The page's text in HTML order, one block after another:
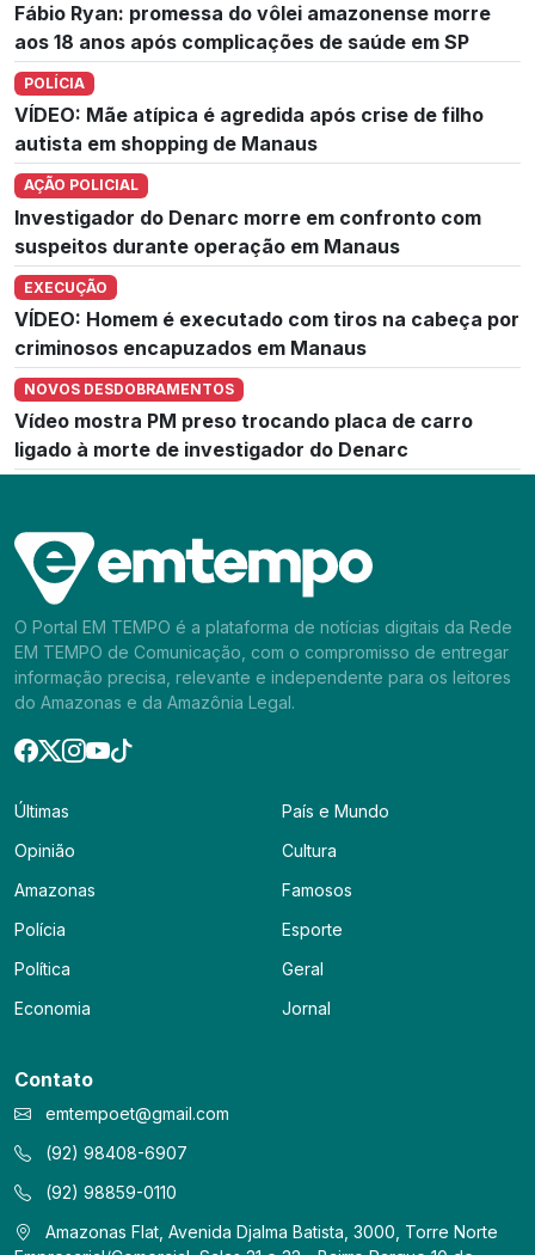
Fábio Ryan: promessa do vôlei amazonense morre
aos 18 anos após complicações de saúde em SP
POLÍCIA
VÍDEO: Mãe atípica é agredida após crise de filho
autista em shopping de Manaus
AÇÃO POLICIAL
Investigador do Denarc morre em confronto com
suspeitos durante operação em Manaus
EXECUÇÃO
VÍDEO: Homem é executado com tiros na cabeça por
criminosos encapuzados em Manaus
NOVOS DESDOBRAMENTOS
Vídeo mostra PM preso trocando placa de carro
ligado à morte de investigador do Denarc
O Portal EM TEMPO é a plataforma de notícias digitais da Rede
EM TEMPO de Comunicação, com o compromisso de entregar
informação precisa, relevante e independente para os leitores
do Amazonas e da Amazônia Legal.
Últimas
Opinião
Amazonas
Polícia
Política
Economia
País e Mundo
Cultura
Famosos
Esporte
Geral
Jornal
Contato
emtempoet@gmail.com
(92) 98408-6907
(92) 98859-0110
Amazonas Flat, Avenida Djalma Batista, 3000, Torre Norte